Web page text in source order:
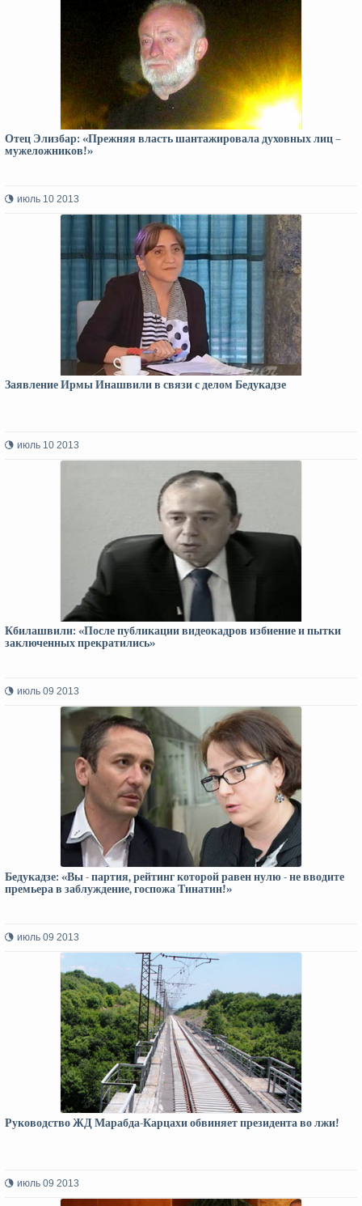
Отец Элизбар: «Прежняя власть шантажировала духовных лиц –
мужеложников!»
июль 10 2013
Заявление Ирмы Инашвили в связи с делом Бедукадзе
июль 10 2013
Кбилашвили: «После публикации видеокадров избиение и пытки
заключенных прекратились»
июль 09 2013
Бедукадзе: «Вы - партия, рейтинг которой равен нулю - не вводите
премьера в заблуждение, госпожа Тинатин!»
июль 09 2013
Руководство ЖД Марабда-Карцахи обвиняет президента во лжи!
июль 09 2013